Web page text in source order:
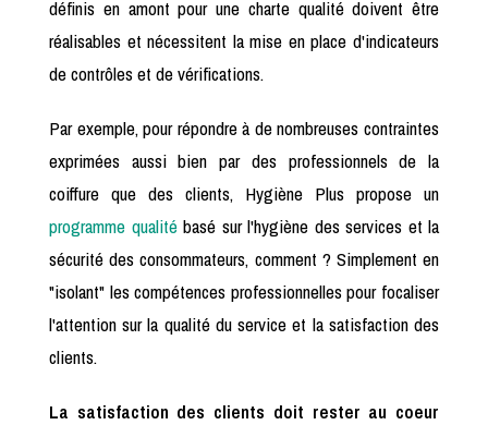
définis en amont pour une charte qualité doivent être
réalisables et nécessitent la mise en place d'indicateurs
de contrôles et de vérifications.
Par exemple, pour répondre à de nombreuses contraintes
exprimées aussi bien par des professionnels de la
coiffure que des clients, Hygiène Plus propose un
programme qualitébasé sur l'hygiène des services et la
sécurité des consommateurs, comment ? Simplement en
"isolant" les compétences professionnelles pour focaliser
l'attention sur la qualité du service et la satisfaction des
clients.
La satisfaction des clients doit rester au coeur